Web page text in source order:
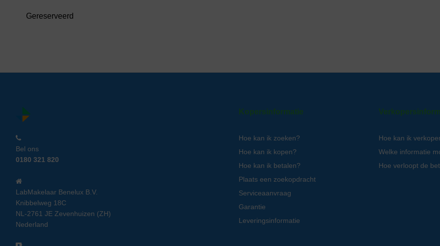
Gereserveerd
Bel ons
0180 321 820
LabMakelaar Benelux B.V.
Knibbelweg 18C
NL-2761 JE Zevenhuizen (ZH)
Nederland
Kopersinformatie
Hoe kan ik zoeken?
Hoe kan ik kopen?
Hoe kan ik betalen?
Plaats een zoekopdracht
Serviceaanvraag
Garantie
Leveringsinformatie
Hoe kan ik
Welke informatie
Hoe verloopt de